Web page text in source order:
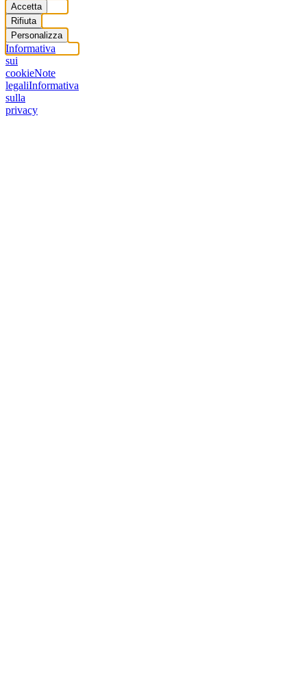
Accetta
Rifiuta
Personalizza
Informativa
sui
cookieNote
legaliInformativa
sulla
privacy